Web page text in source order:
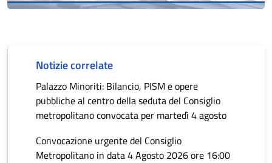
Notizie correlate
Palazzo Minoriti: Bilancio, PISM e opere
pubbliche al centro della seduta del Consiglio
metropolitano convocata per martedì 4 agosto
Convocazione urgente del Consiglio
Metropolitano in data 4 Agosto 2026 ore 16:00